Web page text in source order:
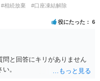
#相続放棄
#口座凍結解除
役にたった 6
と回答にキリがありません
。